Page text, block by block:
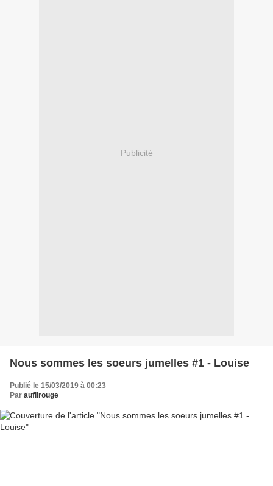
Publicité
Nous sommes les soeurs jumelles #1 - Louise
Publié le 15/03/2019 à 00:23
Par aufilrouge